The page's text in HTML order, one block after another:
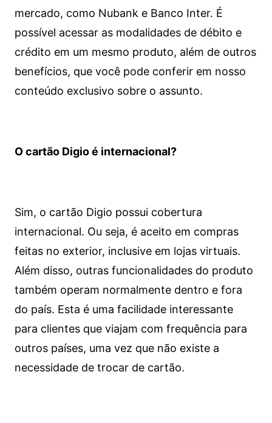
mercado, como Nubank e Banco Inter. É
possível acessar as modalidades de débito e
crédito em um mesmo produto, além de outros
benefícios, que você pode conferir em nosso
conteúdo exclusivo sobre o assunto.
O cartão Digio é internacional?
Sim, o cartão Digio possui cobertura
internacional. Ou seja, é aceito em compras
feitas no exterior, inclusive em lojas virtuais.
Além disso, outras funcionalidades do produto
também operam normalmente dentro e fora
do país. Esta é uma facilidade interessante
para clientes que viajam com frequência para
outros países, uma vez que não existe a
necessidade de trocar de cartão.